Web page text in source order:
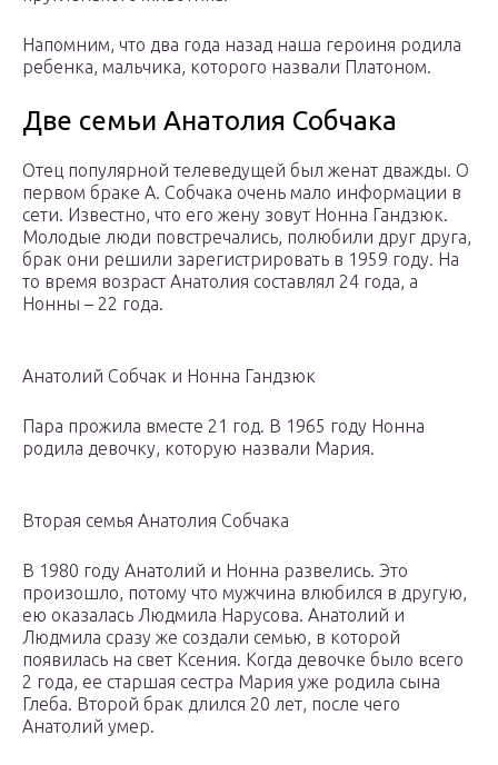
Напомним, что два года назад наша героиня родила
ребенка, мальчика, которого назвали Платоном.
Две семьи Анатолия Собчака
Отец популярной телеведущей был женат дважды. О
первом браке А. Собчака очень мало информации в
сети. Известно, что его жену зовут Нонна Гандзюк.
Молодые люди повстречались, полюбили друг друга,
брак они решили зарегистрировать в 1959 году. На
то время возраст Анатолия составлял 24 года, а
Нонны – 22 года.
Анатолий Собчак и Нонна Гандзюк
Пара прожила вместе 21 год. В 1965 году Нонна
родила девочку, которую назвали Мария.
Вторая семья Анатолия Собчака
В 1980 году Анатолий и Нонна развелись. Это
произошло, потому что мужчина влюбился в другую,
ею оказалась Людмила Нарусова. Анатолий и
Людмила сразу же создали семью, в которой
появилась на свет Ксения. Когда девочке было всего
2 года, ее старшая сестра Мария уже родила сына
Глеба. Второй брак длился 20 лет, после чего
Анатолий умер.